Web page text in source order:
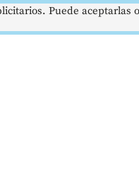
Puede aceptarlas